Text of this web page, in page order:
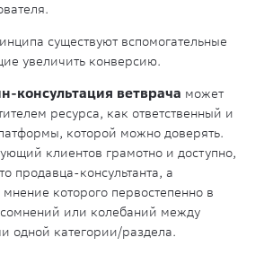
существуют вспомогательные
увеличить конверсию.
консультация ветврача может
ресурса, как ответственный и
которой можно доверять.
клиентов грамотно и доступно,
продавца-консультанта, а
мнение которого первостепенно в
сомнений или колебаний между
одной категории/раздела.